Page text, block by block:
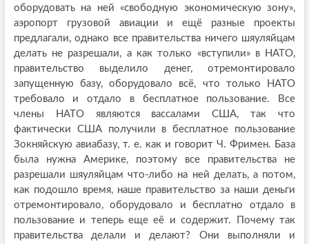
оборудовать на ней «свободную экономическую зону»,
аэропорт грузовой авиации и ещё разные проекты
предлагали, однако все правительства ничего шяуляйцам
делать не разрешали, а как только «вступили» в НАТО,
правительство выделило денег, отремонтировало
запущенную базу, оборудовало всё, что только НАТО
требовало и отдало в бесплатное пользование. Все
члены НАТО являются вассалами США, так что
фактически США получили в бесплатное пользование
Зокняйскую авиабазу, т. е. как и говорит Ч. Фримен. База
была нужна Америке, поэтому все правительства не
разрешали шяуляйцам что-либо на ней делать, а потом,
как подошло время, наше правительство за наши деньги
отремонтировало, оборудовало и бесплатно отдало в
пользование и теперь еще её и содержит. Почему так
правительства делали и делают? Они выполняли и